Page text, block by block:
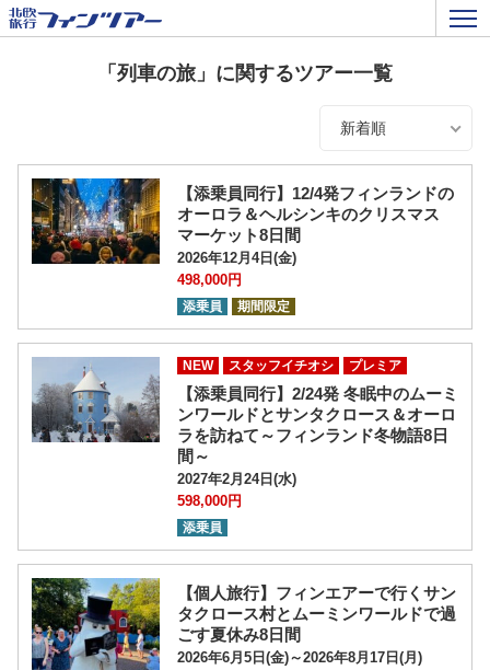
「列車の旅」に関するツアー一覧
新着順
【添乗員同行】12/4発フィンランドの
オーロラ＆ヘルシンキのクリスマス
マーケット8日間
2026年12月4日(金)
498,000円
添乗員 期間限定
NEW スタッフイチオシ プレミア
【添乗員同行】2/24発 冬眠中のムーミ
ンワールドとサンタクロース＆オーロ
ラを訪ねて～フィンランド冬物語8日
間～
2027年2月24日(水)
598,000円
添乗員
【個人旅行】フィンエアーで行くサン
タクロース村とムーミンワールドで過
ごす夏休み8日間
2026年6月5日(金)～2026年8月17日(月)